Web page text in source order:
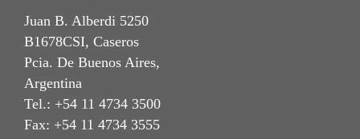
Juan B. Alberdi 5250
B1678CSI, Caseros
Pcia. De Buenos Aires,
Argentina
Tel.: +54 11 4734 3500
Fax: +54 11 4734 3555